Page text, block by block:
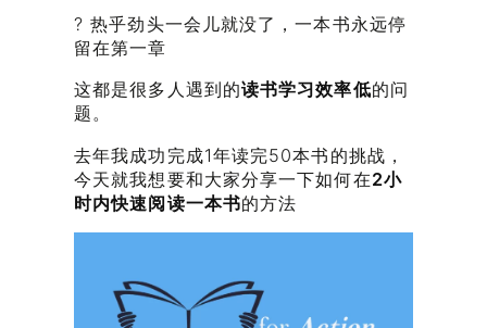
? 热乎劲头一会儿就没了，一本书永远停
留在第一章
这都是很多人遇到的读书学习效率低的问
题。
去年我成功完成1年读完50本书的挑战，
今天就我想要和大家分享一下如何在2小
时内快速阅读一本书的方法